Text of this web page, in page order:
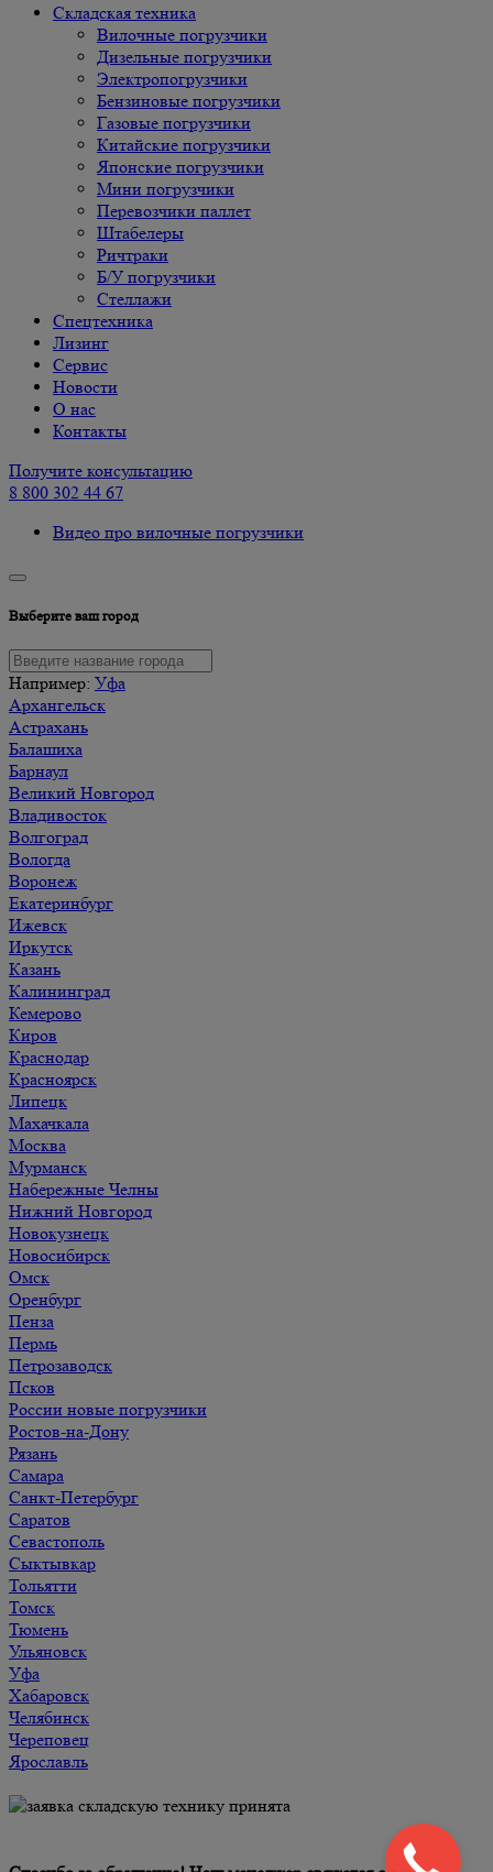
Складская техника
Вилочные погрузчики
Дизельные погрузчики
Электропогрузчики
Бензиновые погрузчики
Газовые погрузчики
Китайские погрузчики
Японские погрузчики
Мини погрузчики
Перевозчики паллет
Штабелеры
Ричтраки
Б/У погрузчики
Cтеллажи
Спецтехника
Лизинг
Сервис
Новости
О нас
Контакты
Получите консультацию
8 800 302 44 67
Видео про вилочные погрузчики
Выберите ваш город
Например: Уфа
Архангельск
Астрахань
Балашиха
Барнаул
Великий Новгород
Владивосток
Волгоград
Вологда
Воронеж
Екатеринбург
Ижевск
Иркутск
Казань
Калининград
Кемерово
Киров
Краснодар
Красноярск
Липецк
Махачкала
Москва
Мурманск
Набережные Челны
Нижний Новгород
Новокузнецк
Новосибирск
Омск
Оренбург
Пенза
Пермь
Петрозаводск
Псков
России новые погрузчики
Ростов-на-Дону
Рязань
Самара
Санкт-Петербург
Саратов
Севастополь
Сыктывкар
Тольятти
Томск
Тюмень
Ульяновск
Уфа
Хабаровск
Челябинск
Череповец
Ярославль